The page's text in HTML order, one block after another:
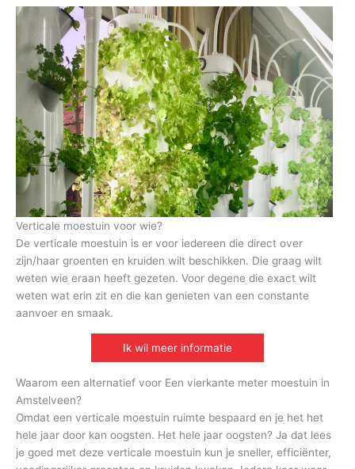
Verticale moestuin voor wie?
De verticale moestuin is er voor iedereen die direct over
zijn/haar groenten en kruiden wilt beschikken. Die graag wilt
weten wie eraan heeft gezeten. Voor degene die exact wilt
weten wat erin zit en die kan genieten van een constante
aanvoer en smaak.
Ik wil meer informatie
Waarom een alternatief voor Een vierkante meter moestuin in
Amstelveen?
Omdat een verticale moestuin ruimte bespaard en je het het
hele jaar door kan oogsten. Het hele jaar oogsten? Ja dat lees
je goed met deze verticale moestuin kun je sneller, efficiënter,